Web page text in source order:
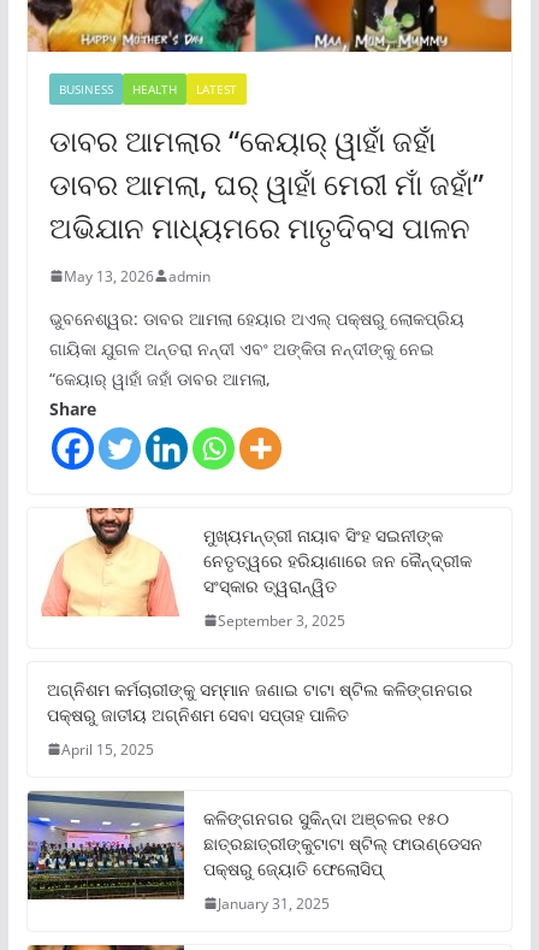
BUSINESS HEALTH LATEST
ଡାବର ଆମଲାର “କେୟାର୍ ୱାହାଁ ଜହାଁ
ଡାବର ଆମଲା, ଘର୍ ୱାହାଁ ମେରୀ ମାଁ ଜହାଁ”
ଅଭିଯାନ ମାଧ୍ୟମରେ ମାତୃଦିବସ ପାଳନ
May 13, 2026 admin
ଭୁବନେଶ୍ୱର: ଡାବର ଆମଲା ହେୟାର ଅଏଲ୍ ପକ୍ଷରୁ ଲୋକପ୍ରିୟ
ଗାୟିକା ଯୁଗଳ ଅନ୍ତରା ନନ୍ଦୀ ଏବଂ ଅଙ୍କିତା ନନ୍ଦୀଙ୍କୁ ନେଇ
“କେୟାର୍ ୱାହାଁ ଜହାଁ ଡାବର ଆମଲା,
Share
ମୁଖ୍ୟମନ୍ତ୍ରୀ ନାୟାବ ସିଂହ ସଇନୀଙ୍କ
ନେତୃତ୍ୱରେ ହରିୟାଣାରେ ଜନ କୈନ୍ଦ୍ରୀକ
ସଂସ୍କାର ତ୍ୱରାନ୍ୱିତ
September 3, 2025
ଅଗ୍ନିଶମ କର୍ମଚାରୀଙ୍କୁ ସମ୍ମାନ ଜଣାଇ ଟାଟା ଷ୍ଟିଲ କଳିଙ୍ଗନଗର
ପକ୍ଷରୁ ଜାତୀୟ ଅଗ୍ନିଶମ ସେବା ସପ୍ତାହ ପାଳିତ
April 15, 2025
କଳିଙ୍ଗନଗର ସୁକିନ୍ଦା ଅଞ୍ଚଳର ୧୫୦
ଛାତ୍ରଛାତ୍ରୀଙ୍କୁଟାଟା ଷ୍ଟିଲ୍ ଫାଉଣ୍ଡେସନ
ପକ୍ଷରୁ ଜ୍ୟୋତି ଫେଲୋସିପ୍‌
January 31, 2025